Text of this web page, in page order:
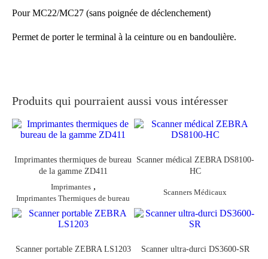
Pour MC22/MC27 (sans poignée de déclenchement)
Permet de porter le terminal à la ceinture ou en bandoulière.
Produits qui pourraient aussi vous intéresser
Imprimantes thermiques de bureau
de la gamme ZD411
Imprimantes,
Imprimantes Thermiques de bureau
Scanner médical ZEBRA DS8100-
HC
Scanners Médicaux
Scanner portable ZEBRA LS1203
Scanner ultra-durci DS3600-SR